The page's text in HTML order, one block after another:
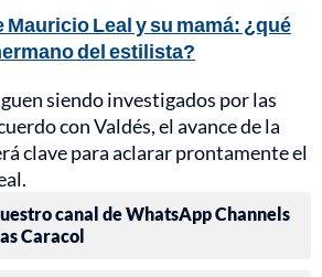
Mauricio Leal y su mamá: ¿qué
del estilista?
siendo investigados por las
con Valdés, el avance de la
clave para aclarar prontamente el
canal de WhatsApp Channels
Caracol